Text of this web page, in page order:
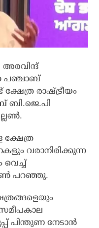
അരവിന്ദ്
പഞ്ചാബ്
രാഷ്ട്രീയം
ബി.ജെ.പി
ക്ഷേത്ര
വരാനിരിക്കുന്ന
വെച്ച്
പറഞ്ഞു.
സമീപകാല
പിന്തുണ നേടാന്‍